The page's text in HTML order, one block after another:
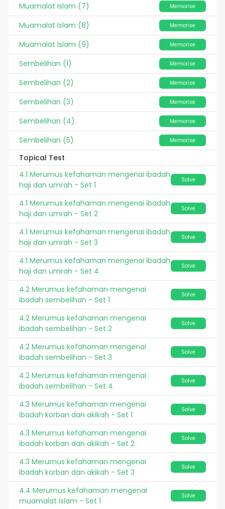
Muamalat Islam (7) Memorise
Muamalat Islam (8) Memorise
Muamalat Islam (9) Memorise
Sembelihan (1) Memorise
Sembelihan (2) Memorise
Sembelihan (3) Memorise
Sembelihan (4) Memorise
Sembelihan (5) Memorise
Topical Test
4.1 Merumus kefahaman mengenai ibadah
haji dan umrah - Set 1
Solve
4.1 Merumus kefahaman mengenai ibadah
haji dan umrah - Set 2
Solve
4.1 Merumus kefahaman mengenai ibadah
haji dan umrah - Set 3
Solve
4.1 Merumus kefahaman mengenai ibadah
haji dan umrah - Set 4
Solve
4.2 Merumus kefahaman mengenai
ibadah sembelihan - Set 1
Solve
4.2 Merumus kefahaman mengenai
ibadah sembelihan - Set 2
Solve
4.2 Merumus kefahaman mengenai
ibadah sembelihan - Set 3
Solve
4.2 Merumus kefahaman mengenai
ibadah sembelihan - Set 4
Solve
4.3 Merumus kefahaman mengenai
ibadah korban dan akikah - Set 1
Solve
4.3 Merumus kefahaman mengenai
ibadah korban dan akikah - Set 2
Solve
4.3 Merumus kefahaman mengenai
ibadah korban dan akikah - Set 3
Solve
4.4 Merumus kefahaman mengenai
muamalat Islam - Set 1
Solve